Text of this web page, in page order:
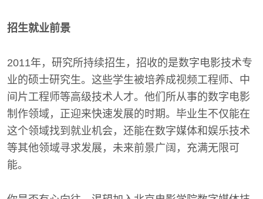
招生就业前景
2011年，研究所持续招生，招收的是数字电影技术专
业的硕士研究生。这些学生被培养成视频工程师、中
间片工程师等高级技术人才。他们所从事的数字电影
制作领域，正迎来快速发展的时期。毕业生不仅能在
这个领域找到就业机会，还能在数字媒体和娱乐技术
等其他领域寻求发展，未来前景广阔，充满无限可
能。